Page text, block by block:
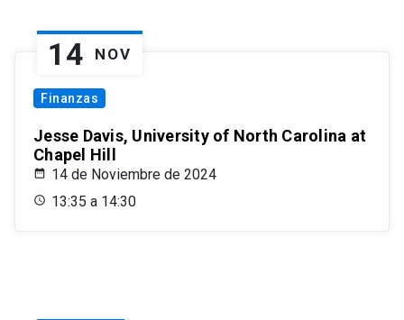
14 NOV
Finanzas
Jesse Davis, University of North Carolina at
Chapel Hill
14 de Noviembre de 2024
13:35 a 14:30